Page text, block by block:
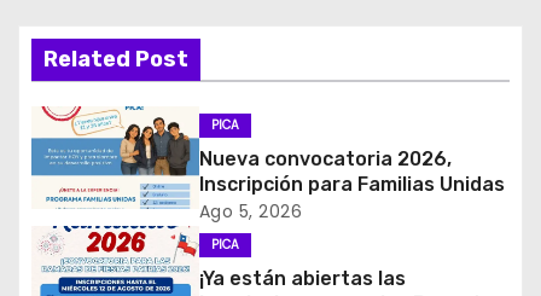
a
c
i
ó
n
Related Post
PICA
Nueva convocatoria 2026,
Inscripción para Familias Unidas
Ago 5, 2026
PICA
¡Ya están abiertas las